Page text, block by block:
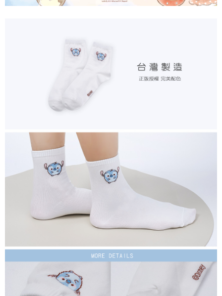
付款後全家取貨
每筆NT$80，滿NT$899(含以上)免運費
每筆NT$80，滿NT$859(含以上)免運費
每筆NT$85，滿NT$859(含以上)免運費